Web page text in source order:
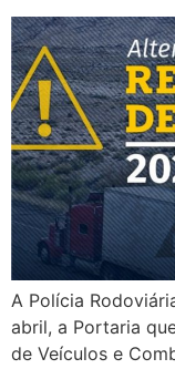
A Polícia
abril, a Portaria
de Veículos e